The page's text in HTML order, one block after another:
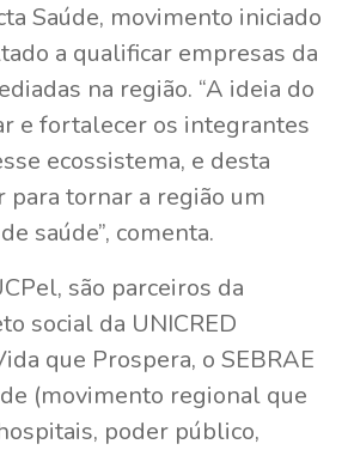
Saúde, movimento iniciado
a qualificar empresas da
na região. “A ideia do
e fortalecer os integrantes
ecossistema, e desta
tornar a região um
saúde”, comenta.
são parceiros da
social da UNICRED
que Prospera, o SEBRAE
(movimento regional que
poder público,